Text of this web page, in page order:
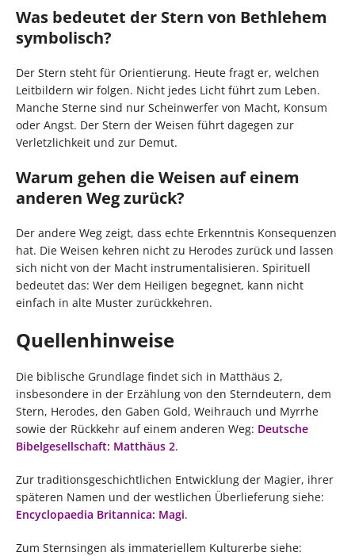
Was bedeutet der Stern von Bethlehem
symbolisch?
Der Stern steht für Orientierung. Heute fragt er, welchen
Leitbildern wir folgen. Nicht jedes Licht führt zum Leben.
Manche Sterne sind nur Scheinwerfer von Macht, Konsum
oder Angst. Der Stern der Weisen führt dagegen zur
Verletzlichkeit und zur Demut.
Warum gehen die Weisen auf einem
anderen Weg zurück?
Der andere Weg zeigt, dass echte Erkenntnis Konsequenzen
hat. Die Weisen kehren nicht zu Herodes zurück und lassen
sich nicht von der Macht instrumentalisieren. Spirituell
bedeutet das: Wer dem Heiligen begegnet, kann nicht
einfach in alte Muster zurückkehren.
Quellenhinweise
Die biblische Grundlage findet sich in Matthäus 2,
insbesondere in der Erzählung von den Sterndeutern, dem
Stern, Herodes, den Gaben Gold, Weihrauch und Myrrhe
sowie der Rückkehr auf einem anderen Weg: Deutsche
Bibelgesellschaft: Matthäus 2.
Zur traditionsgeschichtlichen Entwicklung der Magier, ihrer
späteren Namen und der westlichen Überlieferung siehe:
Encyclopaedia Britannica: Magi.
Zum Sternsingen als immateriellem Kulturerbe siehe: